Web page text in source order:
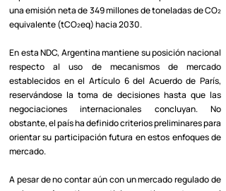
una emisión neta de 349 millones de toneladas de CO₂
equivalente (tCO₂eq) hacia 2030.
En esta NDC, Argentina mantiene su posición nacional
respecto al uso de mecanismos de mercado
establecidos en el Artículo 6 del Acuerdo de París,
reservándose la toma de decisiones hasta que las
negociaciones internacionales concluyan. No
obstante, el país ha definido criterios preliminares para
orientar su participación futura en estos enfoques de
mercado.
A pesar de no contar aún con un mercado regulado de